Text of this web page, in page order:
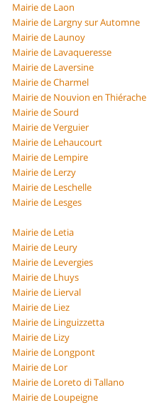
Mairie de Laon
Mairie de Largny sur Automne
Mairie de Launoy
Mairie de Lavaqueresse
Mairie de Laversine
Mairie de Charmel
Mairie de Nouvion en Thiérache
Mairie de Sourd
Mairie de Verguier
Mairie de Lehaucourt
Mairie de Lempire
Mairie de Lerzy
Mairie de Leschelle
Mairie de Lesges
Mairie de Letia
Mairie de Leury
Mairie de Levergies
Mairie de Lhuys
Mairie de Lierval
Mairie de Liez
Mairie de Linguizzetta
Mairie de Lizy
Mairie de Longpont
Mairie de Lor
Mairie de Loreto di Tallano
Mairie de Loupeigne